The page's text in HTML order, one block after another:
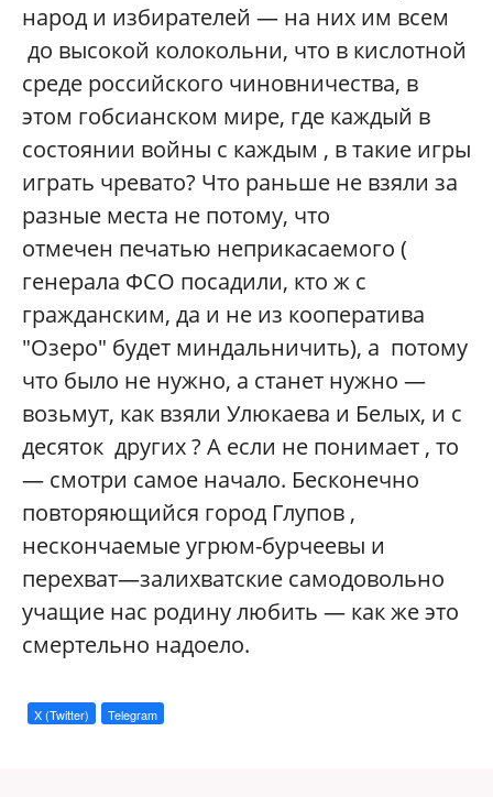
народ и избирателей — на них им всем
до высокой колокольни, что в кислотной
среде российского чиновничества, в
этом гобсианском мире, где каждый в
состоянии войны с каждым , в такие игры
играть чревато? Что раньше не взяли за
разные места не потому, что
отмечен печатью неприкасаемого (
генерала ФСО посадили, кто ж с
гражданским, да и не из кооператива
"Озеро" будет миндальничить), а потому
что было не нужно, а станет нужно —
возьмут, как взяли Улюкаева и Белых, и с
десяток других ? А если не понимает , то
— смотри самое начало. Бесконечно
повторяющийся город Глупов ,
нескончаемые угрюм-бурчеевы и
перехват—залихватские самодовольно
учащие нас родину любить — как же это
смертельно надоело.
X (Twitter) Telegram